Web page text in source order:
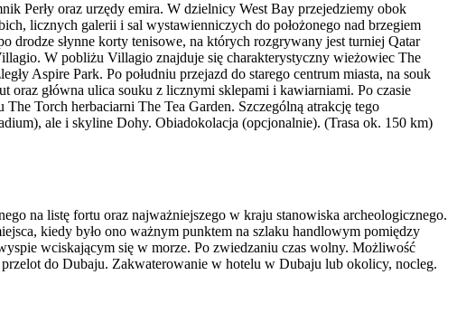
Perły oraz urzędy emira. W dzielnicy West Bay przejedziemy obok
licznych galerii i sal wystawienniczych do położonego nad brzegiem
drodze słynne korty tenisowe, na których rozgrywany jest turniej Qatar
W pobliżu Villagio znajduje się charakterystyczny wieżowiec The
Aspire Park. Po południu przejazd do starego centrum miasta, na souk
oraz główna ulica souku z licznymi sklepami i kawiarniami. Po czasie
Torch herbaciarni The Tea Garden. Szczególną atrakcję tego
ale i skyline Dohy. Obiadokolacja (opcjonalnie). (Trasa ok. 150 km)
na listę fortu oraz najważniejszego w kraju stanowiska archeologicznego.
kiedy było ono ważnym punktem na szlaku handlowym pomiędzy
wciskającym się w morze. Po zwiedzaniu czas wolny. Możliwość
do Dubaju. Zakwaterowanie w hotelu w Dubaju lub okolicy, nocleg.